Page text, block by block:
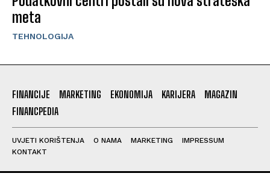
meta
TEHNOLOGIJA
FINANCIJE MARKETING EKONOMIJA KARIJERA
MAGAZIN
FINANCPEDIA
UVJETI KORIŠTENJA O NAMA MARKETING
IMPRESSUM
KONTAKT